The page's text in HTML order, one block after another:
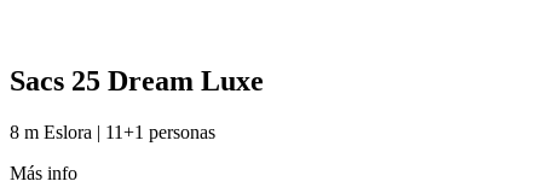
Sacs 25 Dream Luxe
8 m Eslora | 11+1 personas
Más info